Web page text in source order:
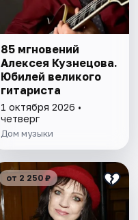
85 мгновений
Алексея Кузнецова.
Юбилей великого
гитариста
1 октября 2026 •
четверг
Дом музыки
от 2 250 ₽